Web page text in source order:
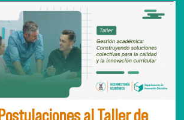
Postulaciones al Taller de